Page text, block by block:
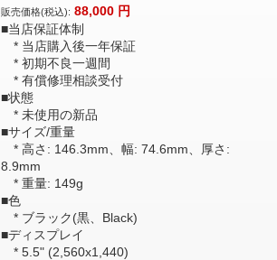
販売価格(税込): 88,000 円
■当店保証体制
* 当店購入後一年保証
* 初期不良一週間
* 有償修理相談受付
■状態
* 未使用の新品
■サイズ/重量
* 高さ: 146.3mm、幅: 74.6mm、厚さ:
8.9mm
* 重量: 149g
■色
* ブラック(黒、Black)
■ディスプレイ
* 5.5" (2,560x1,440)